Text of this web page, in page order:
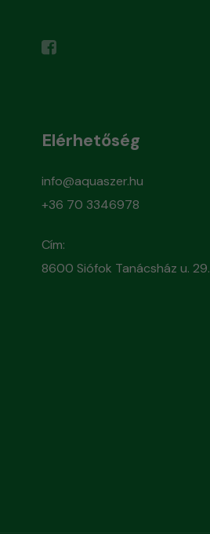
Elérhetőség
info@aquaszer.hu
+36 70 3346978
Cím:
8600 Siófok Tanácsház u. 29.